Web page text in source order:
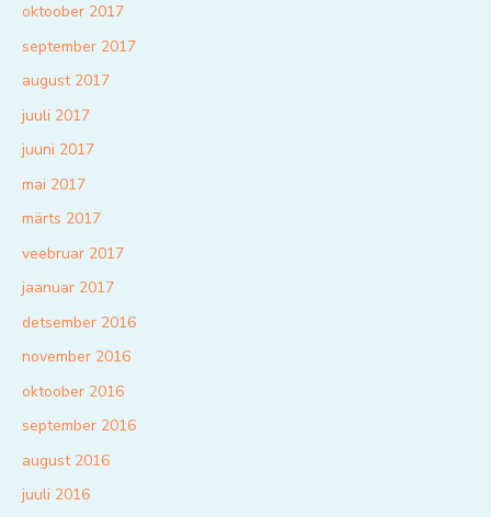
oktoober 2017
september 2017
august 2017
juuli 2017
juuni 2017
mai 2017
märts 2017
veebruar 2017
jaanuar 2017
detsember 2016
november 2016
oktoober 2016
september 2016
august 2016
juuli 2016